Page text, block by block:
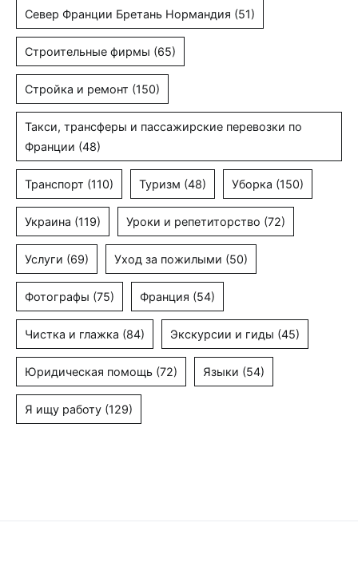
Север Франции Бретань Нормандия (51)
Строительные фирмы (65)
Стройка и ремонт (150)
Такси, трансферы и пассажирские перевозки по
Франции (48)
Транспорт (110) Туризм (48) Уборка (150)
Украина (119) Уроки и репетиторство (72)
Услуги (69) Уход за пожилыми (50)
Фотографы (75) Франция (54)
Чистка и глажка (84) Экскурсии и гиды (45)
Юридическая помощь (72) Языки (54)
Я ищу работу (129)